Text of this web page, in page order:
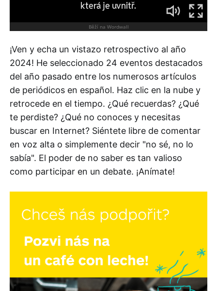
¡Ven y echa un vistazo retrospectivo al año
2024! He seleccionado 24 eventos destacados
del año pasado entre los numerosos artículos
de periódicos en español. Haz clic en la nube y
retrocede en el tiempo. ¿Qué recuerdas? ¿Qué
te perdiste? ¿Qué no conoces y necesitas
buscar en Internet? Siéntete libre de comentar
en voz alta o simplemente decir "no sé, no lo
sabía". El poder de no saber es tan valioso
como participar en un debate. ¡Anímate!